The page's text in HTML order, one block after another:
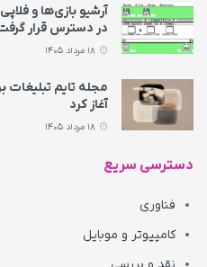
آرشیو بازی‌ها و
در دسترس قرار
مجله تایم
آغاز کرد
دسترسی سریع
فناوری
کامپیوتر و موبایل